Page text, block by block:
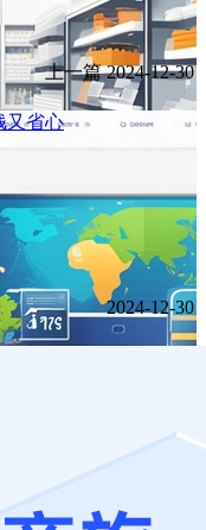
上一篇 2024-12-30
又省心
2024-12-30